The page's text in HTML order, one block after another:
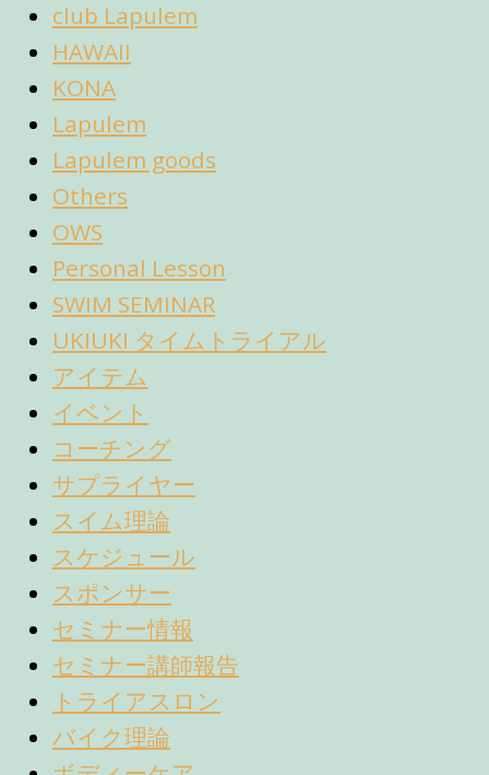
club Lapulem
HAWAII
KONA
Lapulem
Lapulem goods
Others
OWS
Personal Lesson
SWIM SEMINAR
UKIUKI タイムトライアル
アイテム
イベント
コーチング
サプライヤー
スイム理論
スケジュール
スポンサー
セミナー情報
セミナー講師報告
トライアスロン
バイク理論